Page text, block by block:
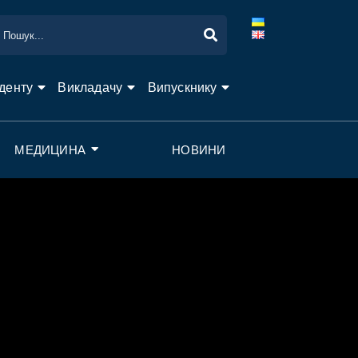
Викладачу Випускнику
МЕДИЦИНА НОВИНИ